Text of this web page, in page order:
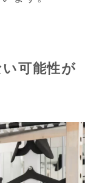
い可能性が